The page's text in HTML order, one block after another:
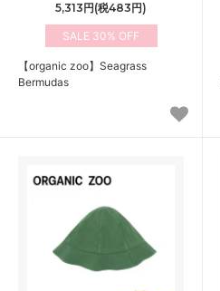
5,313円(税483円)
30%
【organic zoo】Seagrass
Bermudas